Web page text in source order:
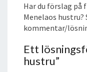
Har du förslag på
Menelaos hustru?
kommentar/
Ett
hustru”